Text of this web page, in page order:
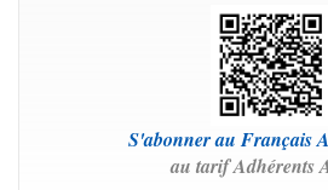
S'abonner au Français
au tarif Adhérents